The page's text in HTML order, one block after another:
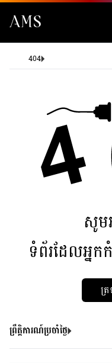
404
សូ
ទំព័រដែលអ្នក
ត្
ព្រឹត្តិការណ៍ប្រចាំថ្ងៃ